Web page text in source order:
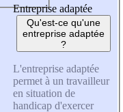
Entreprise adaptée
Qu'est-ce qu'une
entreprise adaptée
?
L'entreprise adaptée
permet à un travailleur
en situation de
handicap d'exercer